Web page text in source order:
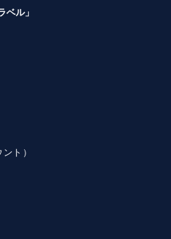
ベル」
ト）